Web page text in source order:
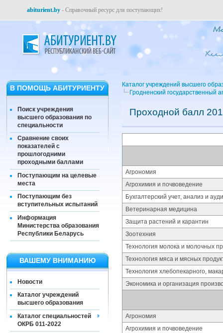
abiturient.by - Справочный ресурс для поступающих!
В ПОМОЩЬ АБИТУРИЕНТУ
Поиск учреждения
высшего образования по
специальности
Сравнение своих
показателей с
прошлогодними
проходными баллами
Поступающим на целевые
места
Поступающим без
вступительных испытаний
Информация
Министерства образования
Республики Беларусь
ВАШЕМУ ВНИМАНИЮ
Новости
Каталог учреждений
высшего образования
Каталог специальностей
ОКРБ 011-2022
Каталог учреждений высшего
Гродненский государственный
Проходной балл
Агрономия
Агрохимия и почвоведение
Бухгалтерский учет, анализ и
Ветеринарная медицина
Защита растений и карантин
Зоотехния
Технология молока и молочных
Технология мяса и мясных
Технология хлебопекарного,
Экономика и организация
Агрономия
Агрохимия и почвоведение